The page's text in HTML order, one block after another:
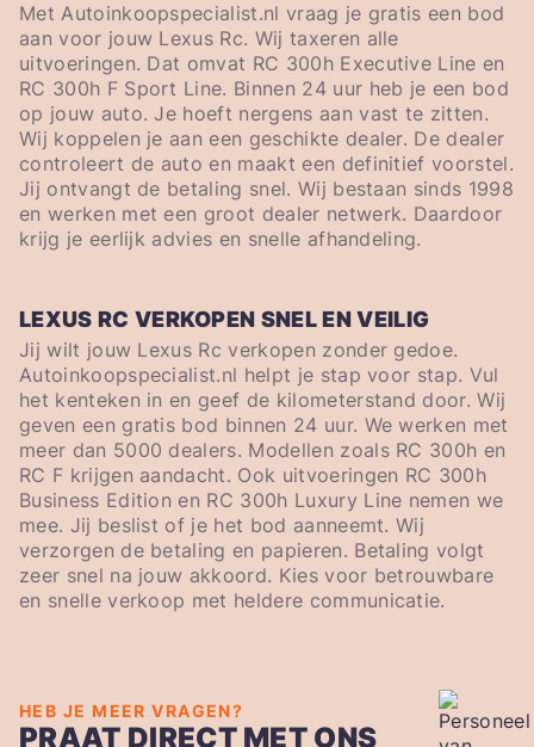
Met Autoinkoopspecialist.nl vraag je gratis een bod
aan voor jouw Lexus Rc. Wij taxeren alle
uitvoeringen. Dat omvat RC 300h Executive Line en
RC 300h F Sport Line. Binnen 24 uur heb je een bod
op jouw auto. Je hoeft nergens aan vast te zitten.
Wij koppelen je aan een geschikte dealer. De dealer
controleert de auto en maakt een definitief voorstel.
Jij ontvangt de betaling snel. Wij bestaan sinds 1998
en werken met een groot dealer netwerk. Daardoor
krijg je eerlijk advies en snelle afhandeling.
LEXUS RC VERKOPEN SNEL EN VEILIG
Jij wilt jouw Lexus Rc verkopen zonder gedoe.
Autoinkoopspecialist.nl helpt je stap voor stap. Vul
het kenteken in en geef de kilometerstand door. Wij
geven een gratis bod binnen 24 uur. We werken met
meer dan 5000 dealers. Modellen zoals RC 300h en
RC F krijgen aandacht. Ook uitvoeringen RC 300h
Business Edition en RC 300h Luxury Line nemen we
mee. Jij beslist of je het bod aanneemt. Wij
verzorgen de betaling en papieren. Betaling volgt
zeer snel na jouw akkoord. Kies voor betrouwbare
en snelle verkoop met heldere communicatie.
HEB JE MEER VRAGEN?
PRAAT DIRECT MET ONS